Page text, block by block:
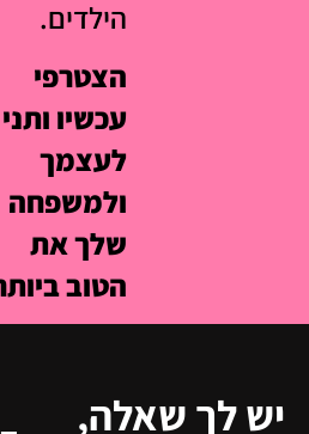
איך כל
הצטרפי
למועדון
מאמאדע+
להפוך את